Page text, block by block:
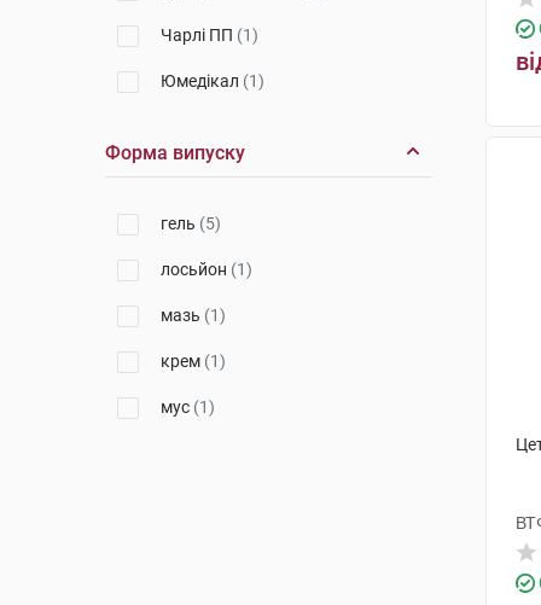
Чарлі ПП (1)
Юмедікал (1)
Форма випуску
гель (5)
лосьйон (1)
мазь (1)
крем (1)
мус (1)